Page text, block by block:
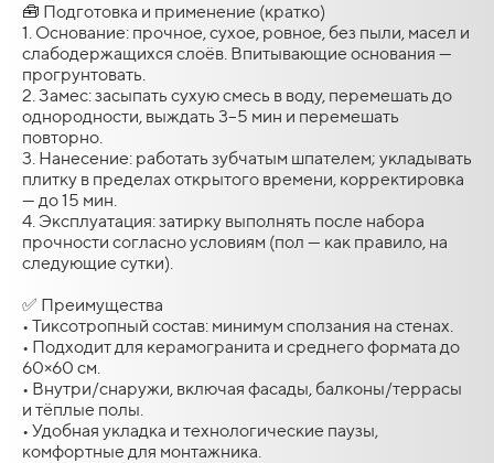
🧰 Подготовка и применение (кратко)
1. Основание: прочное, сухое, ровное, без пыли, масел и
слабодержащихся слоёв. Впитывающие основания —
прогрунтовать.
2. Замес: засыпать сухую смесь в воду, перемешать до
однородности, выждать 3–5 мин и перемешать
повторно.
3. Нанесение: работать зубчатым шпателем; укладывать
плитку в пределах открытого времени, корректировка
— до 15 мин.
4. Эксплуатация: затирку выполнять после набора
прочности согласно условиям (пол — как правило, на
следующие сутки).
✅ Преимущества
• Тиксотропный состав: минимум сползания на стенах.
• Подходит для керамогранита и среднего формата до
60×60 см.
• Внутри/снаружи, включая фасады, балконы/террасы
и тёплые полы.
• Удобная укладка и технологические паузы,
комфортные для монтажника.